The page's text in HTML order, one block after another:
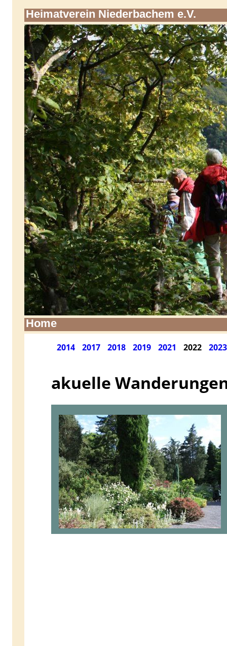
Heimatverein Niederbachem e.V.
Home
2014 2017 2018 2019 2021 2022 2023
akuelle